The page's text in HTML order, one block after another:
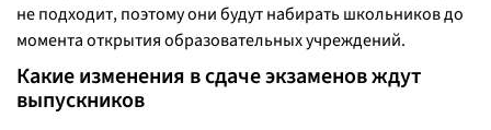
не подходит, поэтому они будут набирать школьников до
момента открытия образовательных учреждений.
Какие изменения в сдаче экзаменов ждут
выпускников